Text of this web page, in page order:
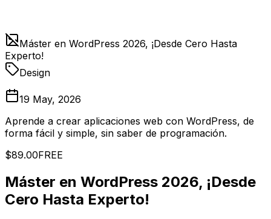
Máster en WordPress 2026, ¡Desde Cero Hasta
Experto!
Design
19 May, 2026
Aprende a crear aplicaciones web con WordPress, de
forma fácil y simple, sin saber de programación.
$89.00FREE
Máster en WordPress 2026, ¡Desde
Cero Hasta Experto!